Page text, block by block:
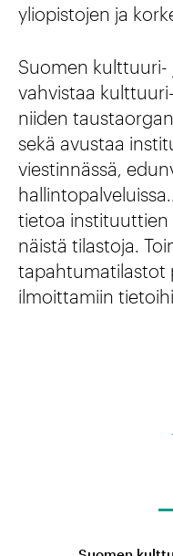
yliopistojen ja
Suomen kulttuuri-
vahvistaa
niiden
sekä avustaa
viestinnässä,
tietoa instituuttien
näistä tilastoja.
tapahtumatilastot
ilmoittamiin